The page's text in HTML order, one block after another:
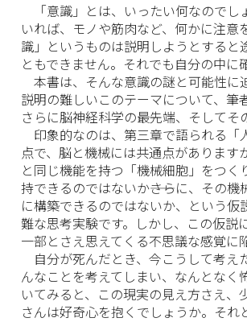
「意識」とは、いったい何なのでし
いれば、モノや筋肉など、何かに注
識」というものは説明しようとする
ともできません。それでも自分の中に
本書は、そんな意識の謎と可能性に
説明の難しいこのテーマについて、筆
さらに脳神経科学の最先端、そしてそ
印象的なのは、第三章で語られる「
点で、脳と機械には共通点がありま
と同じ機能を持つ「機械細胞」をつ
持できるのではないか――さらに、その
に構築できるのではないか、という
難な思考実験です。しかし、この仮
一部とさえ思えてくる不思議な感覚に
自分が死んだとき、今こうして考え
んなことを考えてしまい、なんとな
いてみると、この現実の見え方さえ
さんは好奇心を抱くでしょうか。それ